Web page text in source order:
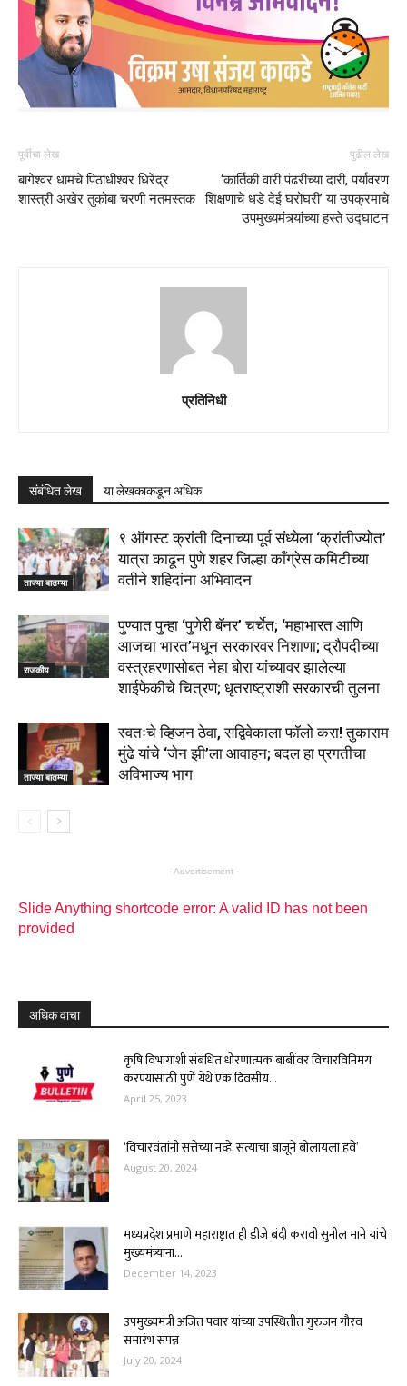
पूर्वीचा लेख
बागेश्वर धामचे पिठाधीश्वर धिरेंद्र
शास्त्री अखेर तुकोबा चरणी नतमस्तक
पुढील लेख
‘कार्तिकी वारी पंढरीच्या दारी, पर्यावरण
शिक्षणाचे धडे देई घरोघरी’ या उपक्रमाचे
उपमुख्यमंत्र्यांच्या हस्ते उद्घाटन
प्रतिनिधी
संबंधित लेख या लेखकाकडून अधिक
ताज्या बातम्या
९ ऑगस्ट क्रांती दिनाच्या पूर्व संध्येला ‘क्रांतीज्योत’
यात्रा काढून पुणे शहर जिल्हा काँग्रेस कमिटीच्या
वतीने शहिदांना अभिवादन
राजकीय
पुण्यात पुन्हा ‘पुणेरी बॅनर’ चर्चेत; ‘महाभारत आणि
आजचा भारत’मधून सरकारवर निशाणा; द्रौपदीच्या
वस्त्रहरणासोबत नेहा बोरा यांच्यावर झालेल्या
शाईफेकीचे चित्रण; धृतराष्ट्राशी सरकारची तुलना
ताज्या बातम्या
स्वतःचे व्हिजन ठेवा, सद्विवेकाला फॉलो करा! तुकाराम
मुंढे यांचे ‘जेन झी’ला आवाहन; बदल हा प्रगतीचा
अविभाज्य भाग
- Advertisement -
Slide Anything shortcode error: A valid ID has not been
provided
अधिक वाचा
कृषि विभागाशी संबंधित धोरणात्मक बाबींवर विचारविनिमय
करण्यासाठी पुणे येथे एक दिवसीय...
April 25, 2023
‘विचारवंतांनी सत्तेच्या नव्हे, सत्याचा बाजूने बोलायला हवे’
August 20, 2024
मध्यप्रदेश प्रमाणे महाराष्ट्रात ही डीजे बंदी करावी सुनील माने यांचे
मुख्यमंत्र्यांना...
December 14, 2023
उपमुख्यमंत्री अजित पवार यांच्या उपस्थितीत गुरुजन गौरव
समारंभ संपन्न
July 20, 2024